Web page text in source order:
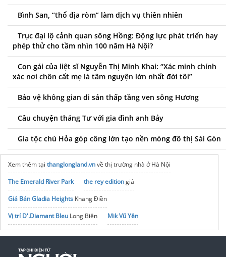
Bình San, “thổ địa ròm” làm dịch vụ thiên nhiên
Trục đại lộ cảnh quan sông Hồng: Động lực phát triển hay
phép thử cho tầm nhìn 100 năm Hà Nội?
Con gái của liệt sĩ Nguyễn Thị Minh Khai: “Xác minh chính
xác nơi chôn cất mẹ là tâm nguyện lớn nhất đời tôi”
Bảo vệ không gian di sản thấp tầng ven sông Hương
Câu chuyện tháng Tư với gia đình anh Bảy
Gia tộc chú Hỏa góp công lớn tạo nền móng đô thị Sài Gòn
Xem thêm tại thanglongland.vnvề thị trường nhà ở Hà Nội
The Emerald River Park
the rey editiongiá
Giá Bán Gladia Heights Khang Điền
Vị trí D'.Diamant Bleu Long Biên
Mik Vũ Yên
Vinhomes Vũ Yên Hải Phòng
Dự ánĐà Nẵng Downtown